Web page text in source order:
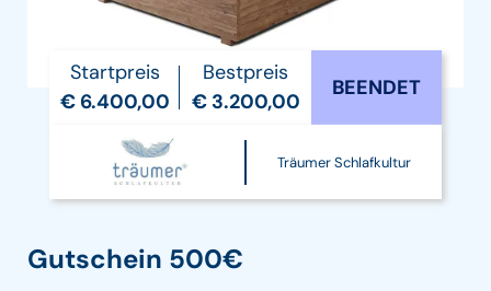
Startpreis
€ 6.400,00
Bestpreis
€ 3.200,00
BEENDET
Träumer Schlafkultur
Gutschein 500€